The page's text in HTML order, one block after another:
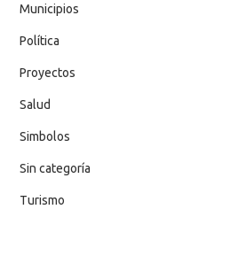
Municipios
Política
Proyectos
Salud
Simbolos
Sin categoría
Turismo